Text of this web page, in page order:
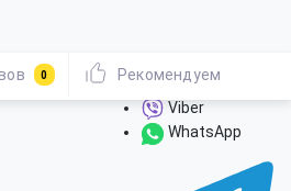
Viber
WhatsApp
0 Рекомендуем